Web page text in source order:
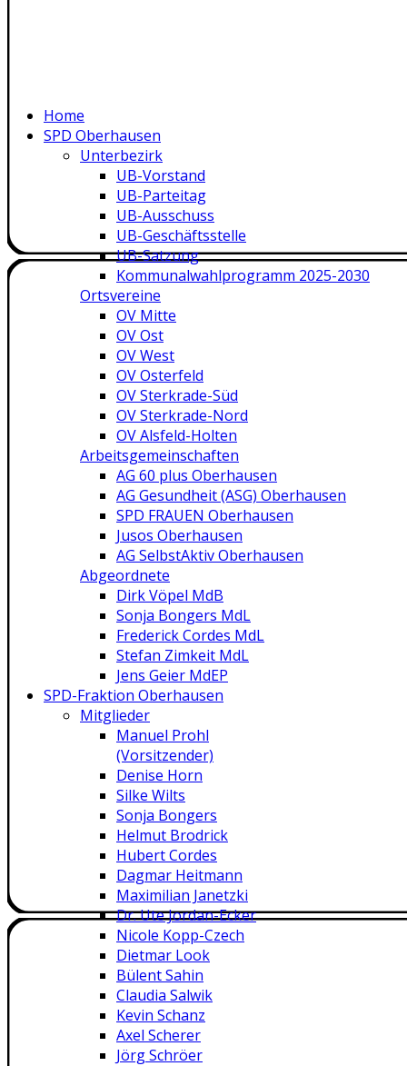
Home
SPD Oberhausen
Unterbezirk
UB-Vorstand
UB-Parteitag
UB-Ausschuss
UB-Geschäftsstelle
UB-Satzung
Kommunalwahlprogramm 2025-2030
Ortsvereine
OV Mitte
OV Ost
OV West
OV Osterfeld
OV Sterkrade-Süd
OV Sterkrade-Nord
OV Alsfeld-Holten
Arbeitsgemeinschaften
AG 60 plus Oberhausen
AG Gesundheit (ASG) Oberhausen
SPD FRAUEN Oberhausen
Jusos Oberhausen
AG SelbstAktiv Oberhausen
Abgeordnete
Dirk Vöpel MdB
Sonja Bongers MdL
Frederick Cordes MdL
Stefan Zimkeit MdL
Jens Geier MdEP
SPD-Fraktion Oberhausen
Mitglieder
Manuel Prohl
(Vorsitzender)
Denise Horn
Silke Wilts
Sonja Bongers
Helmut Brodrick
Hubert Cordes
Dagmar Heitmann
Maximilian Janetzki
Dr. Ute Jordan-Ecker
Nicole Kopp-Czech
Dietmar Look
Bülent Sahin
Claudia Salwik
Kevin Schanz
Axel Scherer
Jörg Schröer